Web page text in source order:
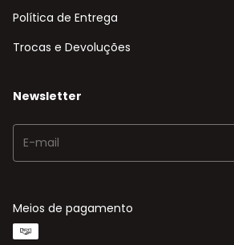
Política de Entrega
Trocas e Devoluções
Newsletter
Meios de pagamento